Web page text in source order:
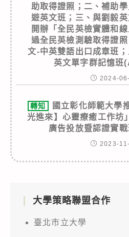
助取得證照；二、補助
遊英文班；三、與劉毅英
開辦「全民英檢實體和
過全民英檢測驗取得證
文-中英雙語出口成章班
英文單字群記憶班
2024-
轉知
國立彰化師範大學
光進來】心靈療癒工作
廣告投放暨認證實
2023-
大學策略聯盟合作
臺北市立大學